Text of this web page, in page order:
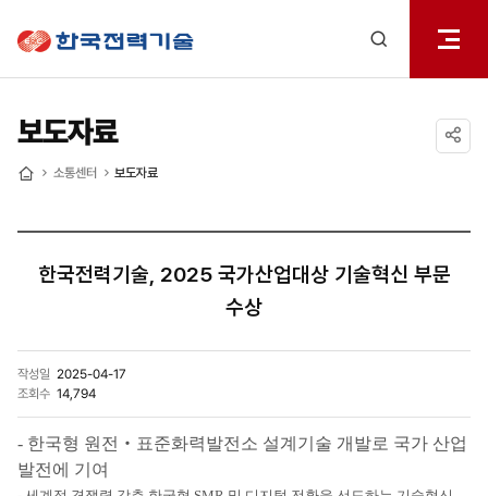
열기
보도자료
소통센터 보도자료
한국전력기술, 2025 국가산업대상 기술혁신 부문
수상
작성일 2025-04-17
조회수 14,794
- 한국형 원전‧표준화력발전소 설계기술 개발로 국가 산업
발전에 기여